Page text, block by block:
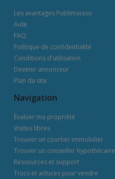
Les avantages Publimaison
Aide
FAQ
Politique de confidentialité
Conditions d'utilisation
Devenir annonceur
Plan du site
Navigation
Évaluer ma propriété
Visites libres
Trouver un courtier immobilier
Trouver un conseiller hypothécaire
Ressources et support
Trucs et actuces pour vendre